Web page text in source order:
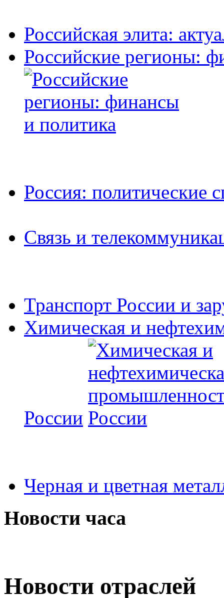
Российская элита:
Российские регионы:
Россия: политические
Связь и
Транспорт России и
Химическая и
России
Черная и цветная
Новости часа
Новости отраслей